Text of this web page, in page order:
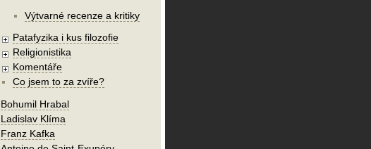
Výtvarné recenze a kritiky
Patafyzika i kus filozofie
Religionistika
Komentáře
Co jsem to za zvíře?
Bohumil Hrabal
Ladislav Klíma
Franz Kafka